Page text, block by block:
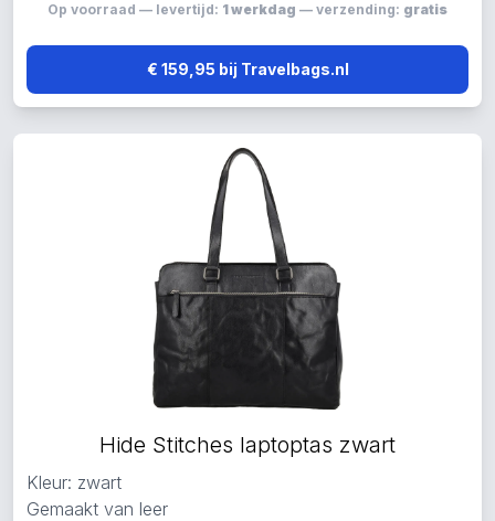
Op voorraad — levertijd: 1 werkdag — verzending: gratis
€ 159,95 bij Travelbags.nl
Hide Stitches laptoptas zwart
Kleur: zwart
Gemaakt van leer